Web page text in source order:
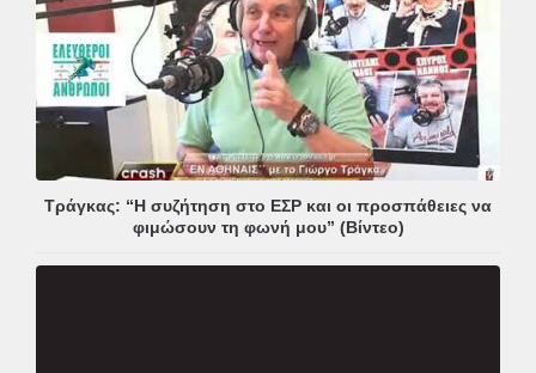
Τράγκας: “Η συζήτηση στο ΕΣΡ και οι προσπάθειες να
φιμώσουν τη φωνή μου” (Βίντεο)